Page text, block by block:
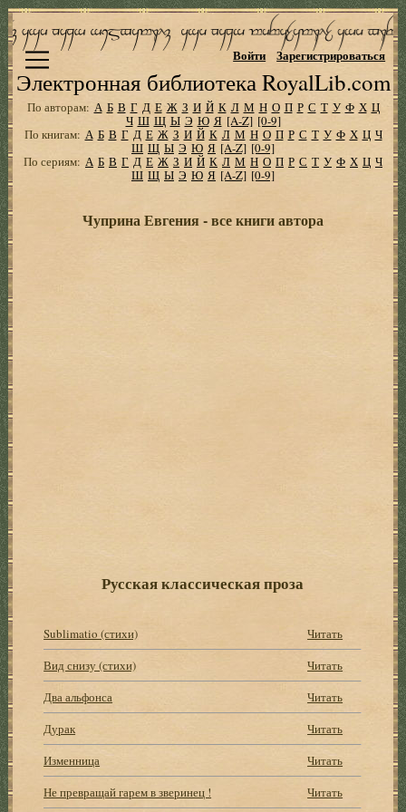
Электронная библиотека RoyalLib.com
Войти Зарегистрироваться
По авторам: А Б В Г Д Е Ж З И Й К Л М Н О П Р С Т У Ф Х Ц
Ч Ш Щ Ы Э Ю Я [A-Z] [0-9]
По книгам: А Б В Г Д Е Ж З И Й К Л М Н О П Р С Т У Ф Х Ц Ч
Ш Щ Ы Э Ю Я [A-Z] [0-9]
По сериям: А Б В Г Д Е Ж З И Й К Л М Н О П Р С Т У Ф Х Ц Ч
Ш Щ Ы Э Ю Я [A-Z] [0-9]
Чуприна Евгения - все книги автора
Русская классическая проза
Sublimatio (стихи)
Читать
Вид снизу (стихи)
Читать
Два альфонса
Читать
Дурак
Читать
Изменница
Читать
Не превращай гарем в зверинец !
Читать